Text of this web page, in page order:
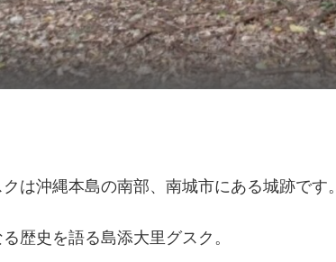
は沖縄本島の南部、南城市にある城跡です。
歴史を語る島添大里グスク。